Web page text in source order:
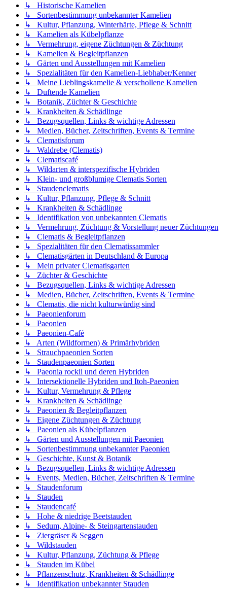
↳ Historische Kamelien
↳ Sortenbestimmung unbekannter Kamelien
↳ Kultur, Pflanzung, Winterhärte, Pflege & Schnitt
↳ Kamelien als Kübelpflanze
↳ Vermehrung, eigene Züchtungen & Züchtung
↳ Kamelien & Begleitpflanzen
↳ Gärten und Ausstellungen mit Kamelien
↳ Spezialitäten für den Kamelien-Liebhaber/Kenner
↳ Meine Lieblingskamelie & verschollene Kamelien
↳ Duftende Kamelien
↳ Botanik, Züchter & Geschichte
↳ Krankheiten & Schädlinge
↳ Bezugsquellen, Links & wichtige Adressen
↳ Medien, Bücher, Zeitschriften, Events & Termine
↳ Clematisforum
↳ Waldrebe (Clematis)
↳ Clematiscafé
↳ Wildarten & interspezifische Hybriden
↳ Klein- und großblumige Clematis Sorten
↳ Staudenclematis
↳ Kultur, Pflanzung, Pflege & Schnitt
↳ Krankheiten & Schädlinge
↳ Identifikation von unbekannten Clematis
↳ Vermehrung, Züchtung & Vorstellung neuer Züchtungen
↳ Clematis & Begleitpflanzen
↳ Spezialitäten für den Clematissammler
↳ Clematisgärten in Deutschland & Europa
↳ Mein privater Clematisgarten
↳ Züchter & Geschichte
↳ Bezugsquellen, Links & wichtige Adressen
↳ Medien, Bücher, Zeitschriften, Events & Termine
↳ Clematis, die nicht kulturwürdig sind
↳ Paeonienforum
↳ Paeonien
↳ Paeonien-Café
↳ Arten (Wildformen) & Primärhybriden
↳ Strauchpaeonien Sorten
↳ Staudenpaeonien Sorten
↳ Paeonia rockii und deren Hybriden
↳ Intersektionelle Hybriden und Itoh-Paeonien
↳ Kultur, Vermehrung & Pflege
↳ Krankheiten & Schädlinge
↳ Paeonien & Begleitpflanzen
↳ Eigene Züchtungen & Züchtung
↳ Paeonien als Kübelpflanzen
↳ Gärten und Ausstellungen mit Paeonien
↳ Sortenbestimmung unbekannter Paeonien
↳ Geschichte, Kunst & Botanik
↳ Bezugsquellen, Links & wichtige Adressen
↳ Events, Medien, Bücher, Zeitschriften & Termine
↳ Staudenforum
↳ Stauden
↳ Staudencafé
↳ Hohe & niedrige Beetstauden
↳ Sedum, Alpine- & Steingartenstauden
↳ Ziergräser & Seggen
↳ Wildstauden
↳ Kultur, Pflanzung, Züchtung & Pflege
↳ Stauden im Kübel
↳ Pflanzenschutz, Krankheiten & Schädlinge
↳ Identifikation unbekannter Stauden